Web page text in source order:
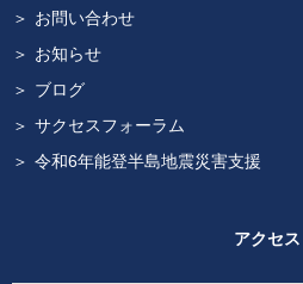
お問い合わせ
お知らせ
ブログ
サクセスフォーラム
令和6年能登半島地震災害支援
アクセス